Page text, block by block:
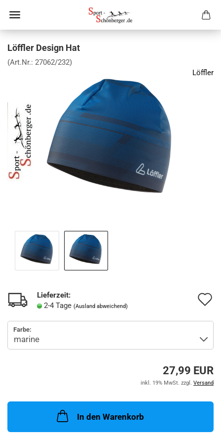
Löffler Design Hat
(Art.Nr.: 27062/232)
Löffler
Lieferzeit:
2-4 Tage (Ausland abweichend)
Farbe:
27,99 EUR
inkl. 19% MwSt. zzgl. Versand
In den Warenkorb